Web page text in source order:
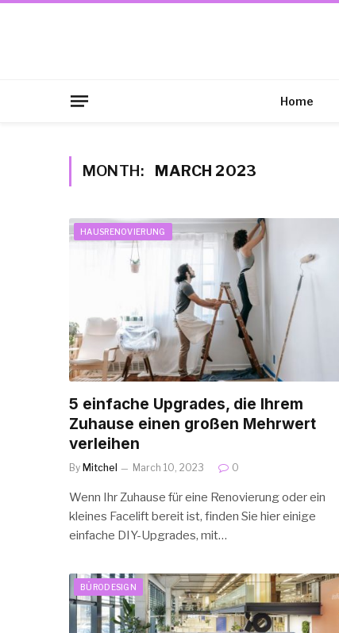
Home
MONTH: MARCH 2023
HAUSRENOVIERUNG
5 einfache Upgrades, die Ihrem
Zuhause einen großen Mehrwert
verleihen
By Mitchel March 10, 2023 0
Wenn Ihr Zuhause für eine Renovierung oder ein
kleines Facelift bereit ist, finden Sie hier einige
einfache DIY-Upgrades, mit…
BÜRODESIGN